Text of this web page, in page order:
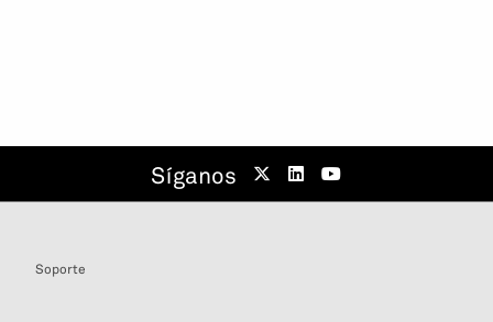
Síganos
Soporte